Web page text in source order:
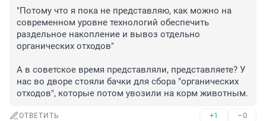
"Потому что я пока не представляю, как можно на
современном уровне технологий обеспечить
раздельное накопление и вывоз отдельно
органических отходов"
А в советское время представляли, представляете? У
нас во дворе стояли бачки для сбора "органических
отходов", которые потом увозили на корм животным.
ОТВЕТИТЬ +1 –0